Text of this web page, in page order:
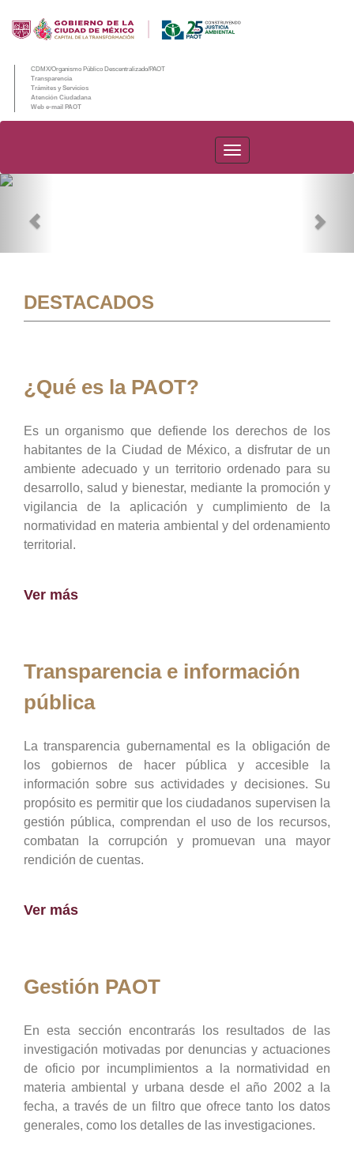
CDMX/Organismo Público Descentralizado/PAOT
Transparencia
Trámites y Servicios
Atención Ciudadana
Web e-mail PAOT
PAOT
DESTACADOS
¿Qué es la PAOT?
Es un organismo que defiende los derechos de los
habitantes de la Ciudad de México, a disfrutar de un
ambiente adecuado y un territorio ordenado para su
desarrollo, salud y bienestar, mediante la promoción y
vigilancia de la aplicación y cumplimiento de la
normatividad en materia ambiental y del ordenamiento
territorial.
Ver más
Transparencia e información
pública
La transparencia gubernamental es la obligación de
los gobiernos de hacer pública y accesible la
información sobre sus actividades y decisiones. Su
propósito es permitir que los ciudadanos supervisen la
gestión pública, comprendan el uso de los recursos,
combatan la corrupción y promuevan una mayor
rendición de cuentas.
Ver más
Gestión PAOT
En esta sección encontrarás los resultados de las
investigación motivadas por denuncias y actuaciones
de oficio por incumplimientos a la normatividad en
materia ambiental y urbana desde el año 2002 a la
fecha, a través de un filtro que ofrece tanto los datos
generales, como los detalles de las investigaciones.